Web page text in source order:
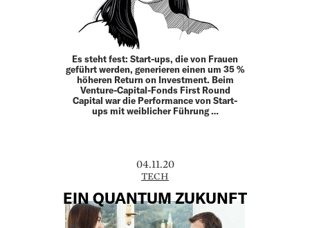
Es steht fest: Start-ups, die von Frauen
geführt werden, generieren einen um 35 %
höheren Return on Investment. Beim
Venture-Capital-Fonds First Round
Capital war die Performance von Start-
ups mit weiblicher Führung …
04.11.20
TECH
EIN QUANTUM ZUKUNFT